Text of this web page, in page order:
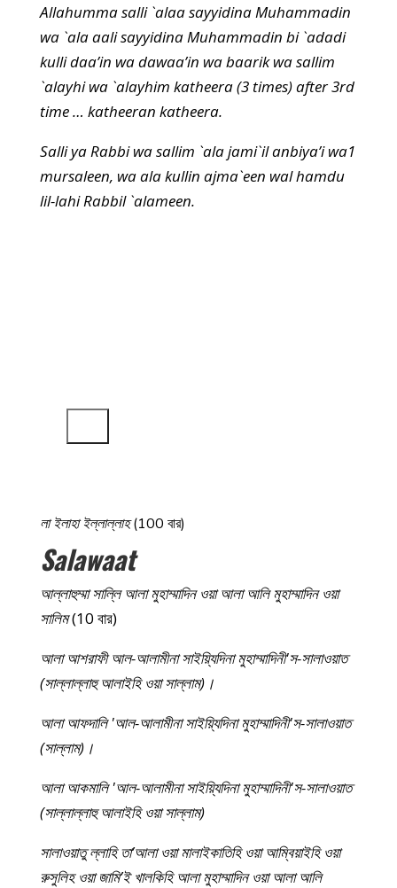
Allahumma salli `alaa sayyidina Muhammadin
wa `ala aali sayyidina Muhammadin bi `adadi
kulli daa’in wa dawaa’in wa baarik wa sallim
`alayhi wa `alayhim katheera (3 times) after 3rd
time … katheeran katheera.
Salli ya Rabbi wa sallim `ala jami`il anbiya’i wa1
mursaleen, wa ala kullin ajma`een wal hamdu
lil-lahi Rabbil `alameen.
লা ইলাহা ইল্লাল্লাহ(100 বার)
Salawaat
আল্লাহুম্মা সাল্লি আলা মুহাম্মাদিন ওয়া আলা আলি মুহাম্মাদিন ওয়া
সালিম(10 বার)
আলা আশরাফী আল-আলামীনা সাইয়্যিদিনা মুহাম্মাদিনী'স-সালাওয়াত
(সাল্লাল্লাহু আলাইহি ওয়া সাল্লাম)।
আলা আফদালি 'আল-আলামীনা সাইয়্যিদিনা মুহাম্মাদিনী'স-সালাওয়াত
(সাল্লাম)।
আলা আকমালি 'আল-আলামীনা সাইয়্যিদিনা মুহাম্মাদিনী'স-সালাওয়াত
(সাল্লাল্লাহু আলাইহি ওয়া সাল্লাম)
সালাওয়াতু ল্লাহি তা’আলা ওয়া মালাইকাতিহি ওয়া আম্বিয়াইহি ওয়া
রুসুলিহ ওয়া জামি’ই খালকিহি আলা মুহাম্মাদিন ওয়া আলা আলি